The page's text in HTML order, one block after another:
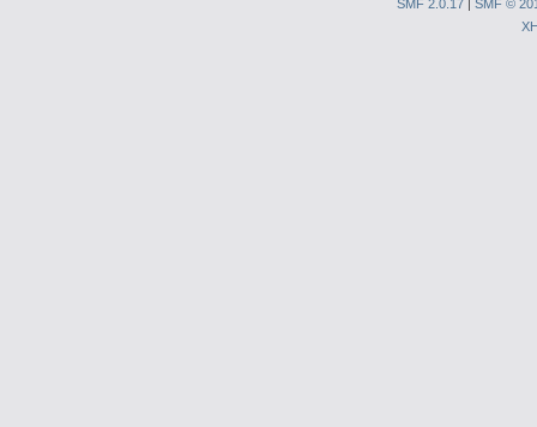
SMF 2.0.17| SMF ©